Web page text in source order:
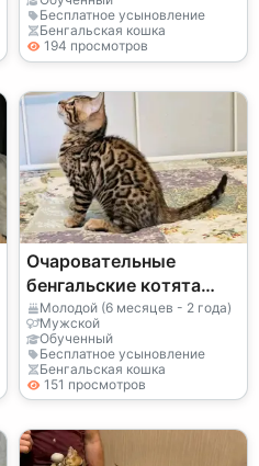
Бесплатное усыновление
Бенгальская кошка
194 просмотров
Очаровательные
бенгальские котята
ищут новый дом.
Молодой (6 месяцев - 2 года)
Мужской
Обученный
Бесплатное усыновление
Бенгальская кошка
151 просмотров